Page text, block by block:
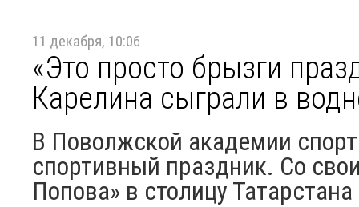
11 декабря, 10:06
«Это просто брызги
Карелина сыграли в
В Поволжской академии
спортивный праздник. Со
Попова» в столицу